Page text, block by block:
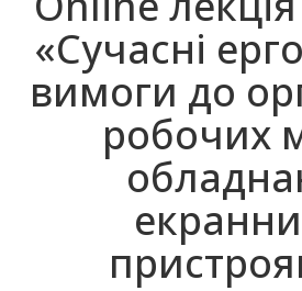
«Сучасні
вимоги до
робочих